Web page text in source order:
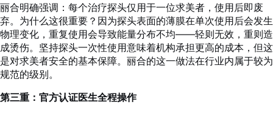
丽合明确强调：每个治疗探头仅用于一位求美者，使用后即废
弃。为什么这很重要？因为探头表面的薄膜在单次使用后会发生
物理变化，重复使用会导致能量分布不均——轻则无效，重则造
成烫伤。坚持探头一次性使用意味着机构承担更高的成本，但这
是对求美者安全的基本保障。丽合的这一做法在行业内属于较为
规范的级别。
第三重：官方认证医生全程操作